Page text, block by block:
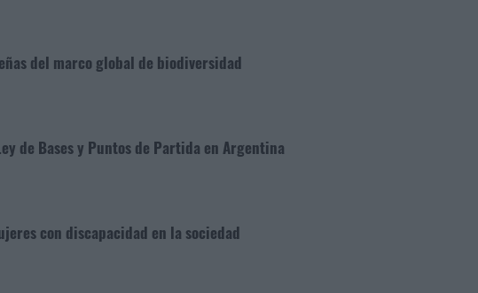
del marco global de biodiversidad
de Bases y Puntos de Partida en Argentina
con discapacidad en la sociedad